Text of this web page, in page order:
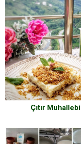
Çıtır Muhallebi